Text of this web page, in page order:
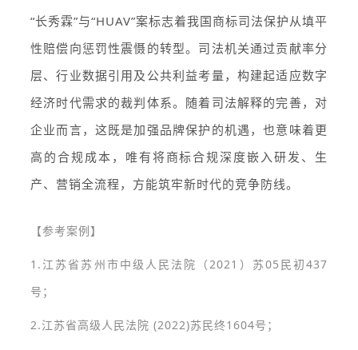
“长秀霖”与“HUAV”案标志着我国商标司法保护从填平
性赔偿向惩罚性震慑的转型。司法机关通过贡献率分
层、行业数据引用及公共利益考量，构建起适应数字
经济时代需求的裁判体系。随着司法解释的完善，对
企业而言，这既是加强品牌保护的机遇，也意味着更
高的合规成本，唯有将商标合规深度嵌入研发、生
产、营销全流程，方能筑牢新时代的竞争防线。
【参考案例】
1.江苏省苏州市中级人民法院（2021）苏05民初437
号；
2.江苏省高级人民法院 (2022)苏民终1604号；